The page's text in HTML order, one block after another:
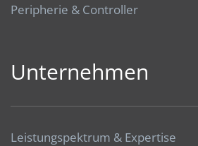
Peripherie & Controller
Unternehmen
Leistungspektrum & Expertise